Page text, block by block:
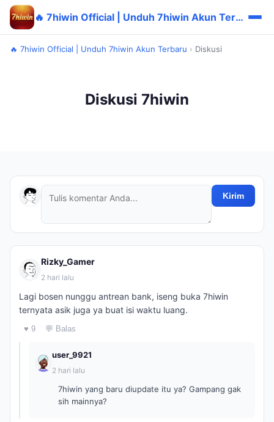
🔥 7hiwin Official | Unduh 7hiwin Akun Terbaru
🔥 7hiwin Official | Unduh 7hiwin Akun Terbaru › Diskusi
Diskusi 7hiwin
Kirim
Rizky_Gamer
2 hari lalu
Lagi bosen nunggu antrean bank, iseng buka 7hiwin
ternyata asik juga ya buat isi waktu luang.
♥ 9 💬 Balas
user_9921
2 hari lalu
7hiwin yang baru diupdate itu ya? Gampang gak
sih mainnya?